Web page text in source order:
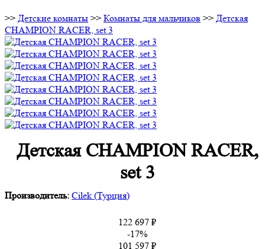
>> Детские комнаты >> Комнаты для мальчиков >> Детская
CHAMPION RACER, set 3
Детская CHAMPION RACER,
set 3
Производитель: Cilek (Турция)
122 697 ₽
-17%
101 597 ₽